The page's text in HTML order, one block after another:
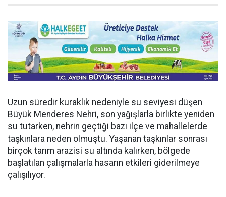
Uzun süredir kuraklık nedeniyle su seviyesi düşen
Büyük Menderes Nehri, son yağışlarla birlikte yeniden
su tutarken, nehrin geçtiği bazı ilçe ve mahallelerde
taşkınlara neden olmuştu. Yaşanan taşkınlar sonrası
birçok tarım arazisi su altında kalırken, bölgede
başlatılan çalışmalarla hasarın etkileri giderilmeye
çalışılıyor.